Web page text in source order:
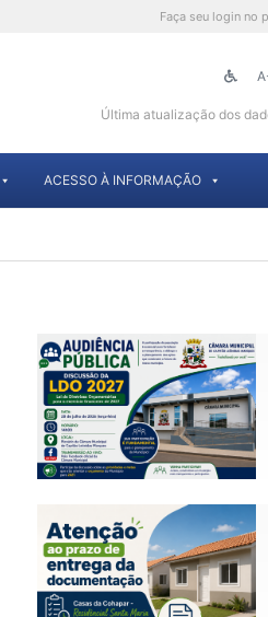
Faça seu login no
Última atualização dos
ACESSO À INFORMAÇÃO